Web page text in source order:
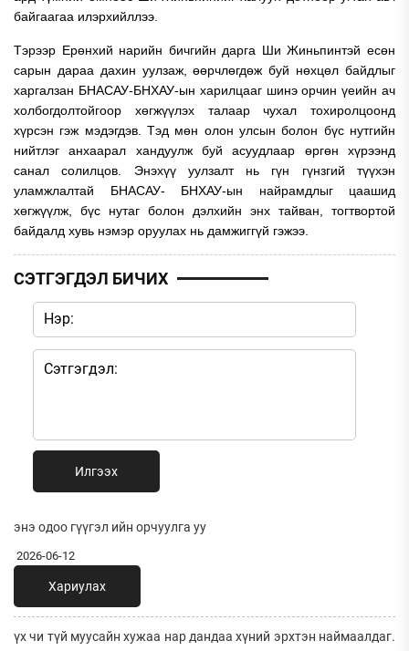
байгаагаа илэрхийллээ.
Тэрээр Ерөнхий нарийн бичгийн дарга Ши Жиньпинтэй есөн
сарын дараа дахин уулзаж, өөрчлөгдөж буй нөхцөл байдлыг
харгалзан БНАСАУ-БНХАУ-ын харилцааг шинэ орчин үеийн ач
холбогдолтойгоор хөгжүүлэх талаар чухал тохиролцоонд
хүрсэн гэж мэдэгдэв. Тэд мөн олон улсын болон бүс нутгийн
нийтлэг анхаарал хандуулж буй асуудлаар өргөн хүрээнд
санал солилцов. Энэхүү уулзалт нь гүн гүнзгий түүхэн
уламжлалтай БНАСАУ- БНХАУ-ын найрамдлыг цаашид
хөгжүүлж, бүс нутаг болон дэлхийн энх тайван, тогтвортой
байдалд хувь нэмэр оруулах нь дамжиггүй гэжээ.
СЭТГЭГДЭЛ БИЧИХ
Илгээх
энэ одоо гүүгэл ийн орчуулга уу
2026-06-12
Хариулах
үх чи түй муусайн хужаа нар дандаа хүний эрхтэн наймаалдаг.